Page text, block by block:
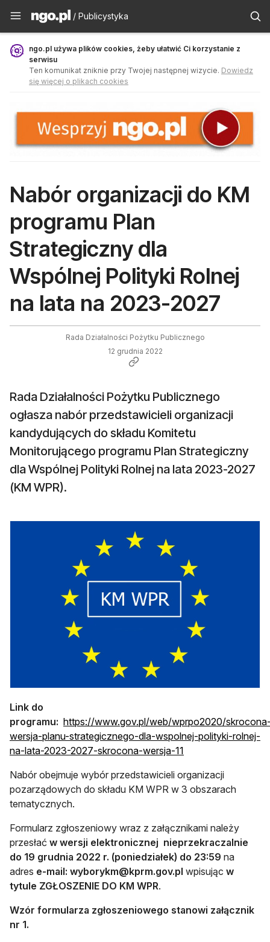
Publicystyka - ngo.pl
/ Publicystyka
ngo.pl używa plików cookies, żeby ułatwić Ci korzystanie z
serwisu
Ten komunikat zniknie przy Twojej następnej wizycie. Dowiedz
się więcej o plikach cookies
Nabór organizacji do KM
programu Plan
Strategiczny dla
Wspólnej Polityki Rolnej
na lata na 2023-2027
Rada Działalności Pożytku Publicznego
12 grudnia 2022
Rada Działalności Pożytku Publicznego
ogłasza nabór przedstawicieli organizacji
kandydujących do składu Komitetu
Monitorującego programu Plan Strategiczny
dla Wspólnej Polityki Rolnej na lata 2023-2027
(KM WPR).
Link do
programu: https://www.gov.pl/web/wprpo2020/
wersja-planu-strategicznego-dla-wspolnej-polityki-rolnej-
na-lata-2023-2027-skrocona-wersja-11
Nabór obejmuje wybór przedstawicieli organizacji
pozarządowych do składu KM WPR w 3 obszarach
tematycznych.
Formularz zgłoszeniowy wraz z załącznikami należy
przesłać w wersji elektronicznej nieprzekraczalnie
do 19 grudnia 2022 r. (poniedziałek) do 23:59 na
adres e-mail: wyborykm@kprm.gov.pl wpisując w
tytule ZGŁOSZENIE DO KM WPR.
Wzór formularza zgłoszeniowego stanowi załącznik
nr 1.